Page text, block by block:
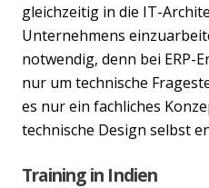
gleichzeitig in die IT-
Unternehmens
notwendig, denn bei ERP-
nur um technische
es nur ein fachliches
technische Design selbst
Training in Indien